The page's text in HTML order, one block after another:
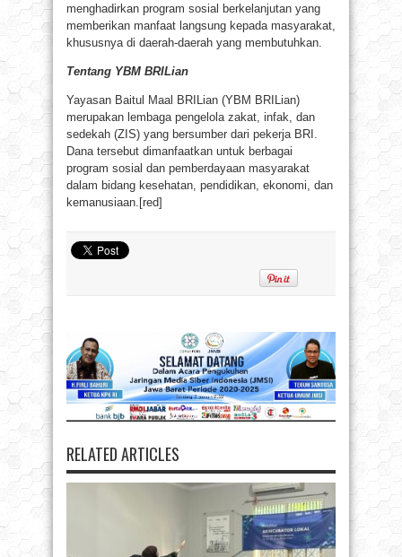
menghadirkan program sosial berkelanjutan yang
memberikan manfaat langsung kepada masyarakat,
khususnya di daerah-daerah yang membutuhkan.
Tentang YBM BRILian
Yayasan Baitul Maal BRILian (YBM BRILian)
merupakan lembaga pengelola zakat, infak, dan
sedekah (ZIS) yang bersumber dari pekerja BRI.
Dana tersebut dimanfaatkan untuk berbagai
program sosial dan pemberdayaan masyarakat
dalam bidang kesehatan, pendidikan, ekonomi, dan
kemanusiaan.[red]
RELATED ARTICLES